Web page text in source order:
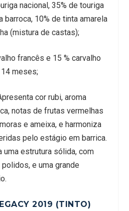
nacional, 35% de touriga
barroca, 10% de tinta amarela
(mistura de castas);
francês e 15 % carvalho
meses;
cor rubi, aroma
notas de frutas vermelhas
e ameixa, e harmoniza
pelo estágio em barrica.
uma estrutura sólida, com
e uma grande
2019 (TINTO)